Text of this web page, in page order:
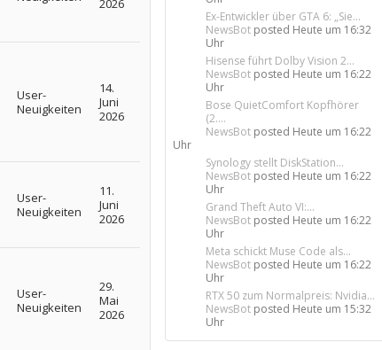
2026
User-
Neuigkeiten
14.
Juni
2026
User-
Neuigkeiten
11.
Juni
2026
User-
Neuigkeiten
29.
Mai
2026
Ex-Entwickler über GTA 6: „Sie...
NewsBot posted Heute um 16:32
Uhr
Hisense führt Dolby Vision 2...
NewsBot posted Heute um 16:22
Uhr
Bose QuietComfort Kopfhörer
(2....
NewsBot posted Heute um 16:22
Uhr
Synology stellt DiskStation...
NewsBot posted Heute um 16:22
Uhr
Grand Theft Auto VI:...
NewsBot posted Heute um 16:22
Uhr
Meta schickt Muse Code als...
NewsBot posted Heute um 16:22
Uhr
RTX 50 zum Normalpreis: Nvidia...
NewsBot posted Heute um 15:32
Uhr